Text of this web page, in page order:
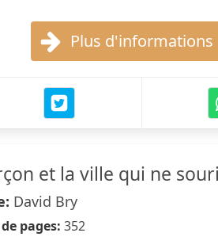
Plus d'informations
et la ville qui ne
David Bry
pages: 352